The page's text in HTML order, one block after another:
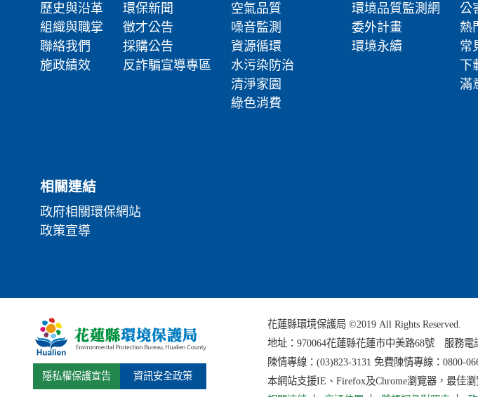
歷史與沿革
組織與職掌
聯絡我們
施政績效
環保新聞
徵才公告
採購公告
反詐騙宣導專區
空氣品質
噪音監測
資源循環
水污染防治
清淨家園
綠色消費
環境品質監測網
委外計畫
環境永續
公
熱
常
下
滿
相關連結
政府相關環保網站
政策宣導
隱私權保護宣告 資訊安全政策
花蓮縣環境保護局 ©2019 All Rights Reserved.
地址： 970064花蓮縣花蓮市中美路68號 服務電
陳情專線：(03)823-3131 免費陳情專線：0800-
本網站支援IE、Firefox及Chrome瀏覽器，最佳瀏